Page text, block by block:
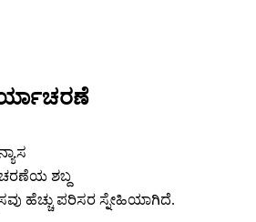
ಶಬ್ದ
ಹೆಚ್ಚು ಪರಿಸರ ಸ್ನೇಹಿಯಾಗಿದೆ.